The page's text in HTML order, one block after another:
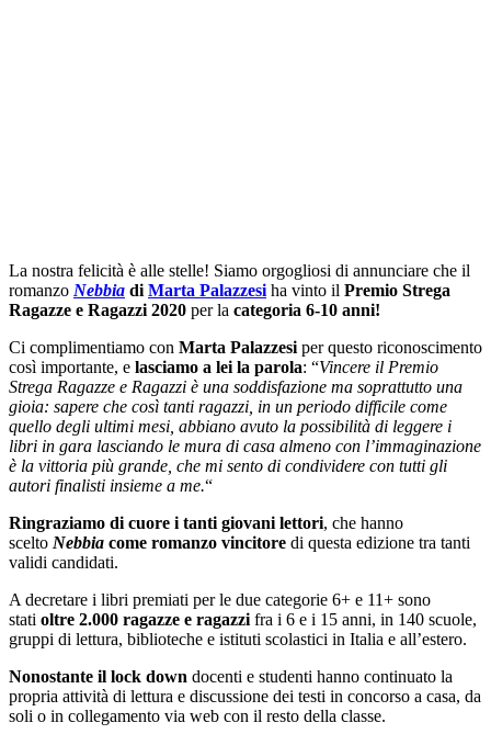
La nostra felicità è alle stelle! Siamo orgogliosi di annunciare che il
romanzo Nebbia di Marta Palazzesi ha vinto il Premio Strega
Ragazze e Ragazzi 2020 per la categoria 6-10 anni!
Ci complimentiamo con Marta Palazzesi per questo riconoscimento
così importante, e lasciamo a lei la parola: “Vincere il Premio
Strega Ragazze e Ragazzi è una soddisfazione ma soprattutto una
gioia: sapere che così tanti ragazzi, in un periodo difficile come
quello degli ultimi mesi, abbiano avuto la possibilità di leggere i
libri in gara lasciando le mura di casa almeno con l’immaginazione
è la vittoria più grande, che mi sento di condividere con tutti gli
autori finalisti insieme a me.“
Ringraziamo di cuore i tanti giovani lettori, che hanno
scelto Nebbia come romanzo vincitore di questa edizione tra tanti
validi candidati.
A decretare i libri premiati per le due categorie 6+ e 11+ sono
stati oltre 2.000 ragazze e ragazzi fra i 6 e i 15 anni, in 140 scuole,
gruppi di lettura, biblioteche e istituti scolastici in Italia e all’estero.
Nonostante il lock down docenti e studenti hanno continuato la
propria attività di lettura e discussione dei testi in concorso a casa, da
soli o in collegamento via web con il resto della classe.